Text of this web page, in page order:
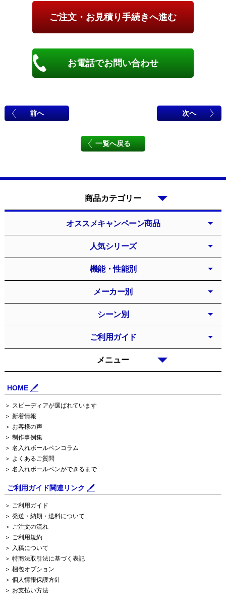
お電話でお問い合わせ
前へ 次へ
一覧へ戻る
HOME
＞ スピーディアが選ばれています
＞ 新着情報
＞ お客様の声
＞ 制作事例集
＞ 名入れボールペンコラム
＞ よくあるご質問
＞ 名入れボールペンができるまで
ご利用ガイド関連リンク
＞ ご利用ガイド
＞ 発送・納期・送料について
＞ ご注文の流れ
＞ ご利用規約
＞ 入稿について
＞ 特商法取引法に基づく表記
＞ 梱包オプション
＞ 個人情報保護方針
＞ お支払い方法
メニュー
オススメキャンペーン商品
人気シリーズ
機能・性能別
メーカー別
シーン別
ご利用ガイド
商品カテゴリー